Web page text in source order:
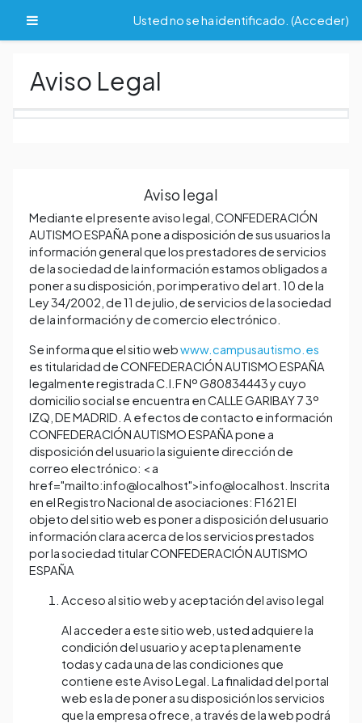
Usted no se ha identificado. (Acceder)
Aviso Legal
Aviso legal
Mediante el presente aviso legal, CONFEDERACIÓN
AUTISMO ESPAÑA pone a disposición de sus usuarios la
información general que los prestadores de servicios
de la sociedad de la información estamos obligados a
poner a su disposición, por imperativo del art. 10 de la
Ley 34/2002, de 11 de julio, de servicios de la sociedad
de la información y de comercio electrónico.
Se informa que el sitio webwww.campusautismo.es
es titularidad de CONFEDERACIÓN AUTISMO ESPAÑA
legalmente registrada C.I.F Nº G80834443 y cuyo
domicilio social se encuentra en CALLE GARIBAY 7 3º
IZQ, DE MADRID. A efectos de contacto e información
CONFEDERACIÓN AUTISMO ESPAÑA pone a
disposición del usuario la siguiente dirección de
correo electrónico: < a
href="mailto:info@localhost">info@localhost. Inscrita
en el Registro Nacional de asociaciones: F1621 El
objeto del sitio web es poner a disposición del usuario
información clara acerca de los servicios prestados
por la sociedad titular CONFEDERACIÓN AUTISMO
ESPAÑA
Acceso al sitio web y aceptación del aviso legal
Al acceder a este sitio web, usted adquiere la
condición del usuario y acepta plenamente
todas y cada una de las condiciones que
contiene este Aviso Legal. La finalidad del portal
web es la de poner a su disposición los servicios
que la empresa ofrece, a través de la web podrá